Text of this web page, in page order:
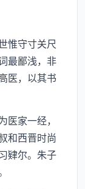
惟守寸关尺
最鄙浅，非
医，以其书
家一经，
和西晋时尚
肄尔。朱子